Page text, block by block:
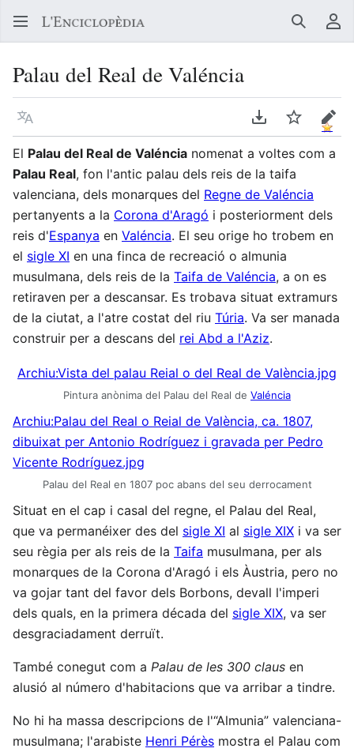
Buscar
Palau del Real de Valéncia
Llegir en un atre idioma Descarregar en
Vigilar
El Palau del Real de Valéncia nomenat a voltes com a
Palau Real, fon l'antic palau dels reis de la taifa
valenciana, dels monarques del Regne de Valéncia
pertanyents a la Corona d'Aragó i posteriorment dels
reis d'Espanya en Valéncia. El seu orige ho trobem en
el sigle XI en una finca de recreació o almunia
musulmana, dels reis de la Taifa de Valéncia, a on es
retiraven per a descansar. Es trobava situat extramurs
de la ciutat, a l'atre costat del riu Túria. Va ser manada
construir per a descans del rei Abd a l'Aziz.
Archiu:Vista del palau Reial o del Real de València.jpg
Pintura anònima del Palau del Real de Valéncia
Archiu:Palau del Real o Reial de València, ca. 1807,
dibuixat per Antonio Rodríguez i gravada per Pedro
Vicente Rodríguez.jpg
Palau del Real en 1807 poc abans del seu derrocament
Situat en el cap i casal del regne, el Palau del Real,
que va permanéixer des del sigle XI al sigle XIX i va ser
seu règia per als reis de la Taifa musulmana, per als
monarques de la Corona d'Aragó i els Àustria, pero no
va gojar tant del favor dels Borbons, devall l'imperi
dels quals, en la primera década del sigle XIX, va ser
desgraciadament derruït.
També conegut com a Palau de les 300 claus en
alusió al número d'habitacions que va arribar a tindre.
No hi ha massa descripcions de l'“Almunia” valenciana-
musulmana; l'arabiste Henri Pérès mostra el Palau com